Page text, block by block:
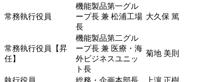
常務執行役員
機能製品第一グル
ープ長 兼 松浦工場
長
大久保 篤
常務執行役員【昇
任】
機能製品第二グル
ープ長 兼 医療・海
外ビジネスユニッ
ト長
菊地 美則